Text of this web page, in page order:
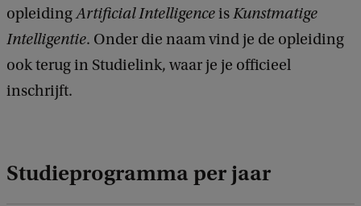
opleidingArtificial IntelligenceisKunstmatige
Intelligentie. Onder die naam vind je de opleiding
ook terug in Studielink, waar je je officieel
inschrijft.
Studieprogramma per jaar